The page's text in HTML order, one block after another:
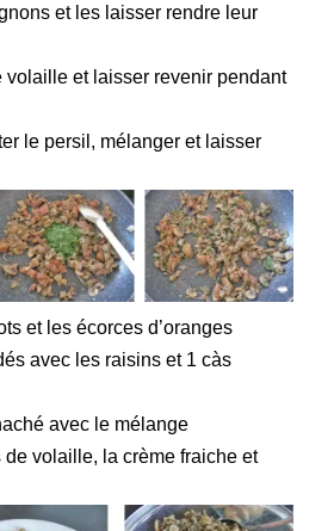
et les laisser rendre leur
volaille et laisser revenir pendant
le persil, mélanger et laisser
et les écorces d’oranges
avec les raisins et 1 càs
avec le mélange
volaille, la crème fraiche et